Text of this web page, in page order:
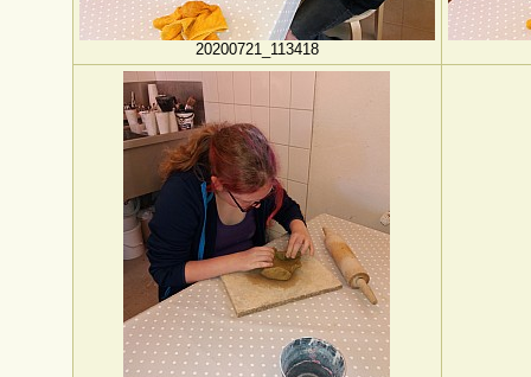
20200721_113418